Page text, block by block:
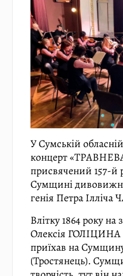
У Сумській
концерт
присвячений 157-й
Сумщині
генія Петра
Влітку 1864 року
Олексія ГОЛІЦИНА
приїхав на
(Тростянець).